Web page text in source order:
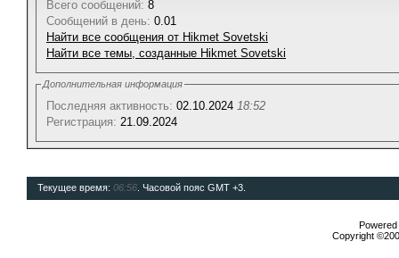
Всего сообщений: 8
Сообщений в день: 0.01
Найти все сообщения от Hikmet Sovetski
Найти все темы, созданные Hikmet Sovetski
Дополнительная информация
Последняя активность: 02.10.2024 18:52
Регистрация: 21.09.2024
Текущее время: 06:56 . Часовой пояс GMT +3.
Copyright